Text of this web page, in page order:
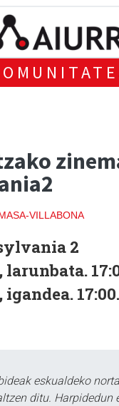
VILLABONA
2
larunbata.
eskualdeko
ditu. Harpidedun